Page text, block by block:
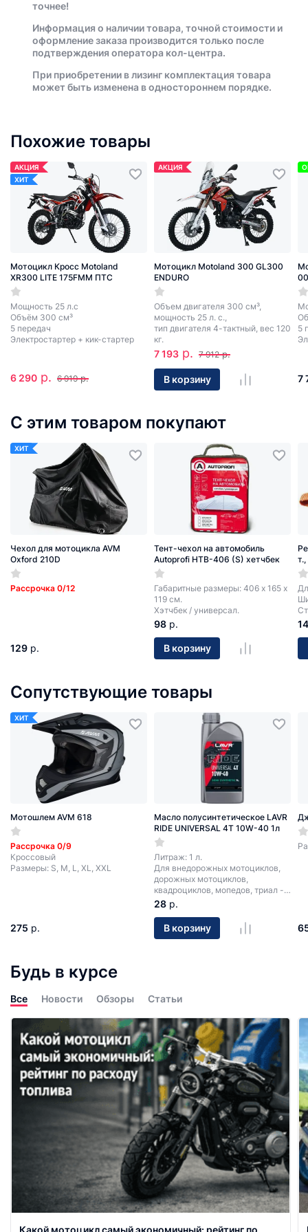
точнее!
Информация о наличии товара, точной стоимости и
оформление заказа производится только после
подтверждения оператора кол-центра.
При приобретении в лизинг комплектация товара
может быть изменена в одностороннем порядке.
Похожие товары
АКЦИЯ
ХИТ
Мотоцикл Кросс Motoland
XR300 LITE 175FMM ПТС
Мощность 25 л.с
Объём 300 см³
5 передач
Электростартер + кик-стартер
6 290 р. 6 919 р.
АКЦИЯ
Мотоцикл Motoland 300 GL300
ENDURO
Объем двигателя 300 см³,
мощность 25 л. с.,
тип двигателя 4-тактный, вес 120
кг.
7 193 р. 7 912 р.
В корзину
5
7
С этим товаром покупают
ХИТ
Чехол для мотоцикла AVM
Oxford 210D
Рассрочка 0/12
129 р.
Тент-чехол на автомобиль
Autoprofi HTB-406 (S) хетчбек
Габаритные размеры: 406 х 165 х
119 см.
Хэтчбек / универсал.
98 р.
В корзину
14
Сопутствующие товары
ХИТ
Мотошлем AVM 618
Рассрочка 0/9
Кроссовый
Размеры: S, M, L, XL, XXL
275 р.
Масло полусинтетическое LAVR
RIDE UNIVERSAL 4T 10W-40 1л
Литраж: 1 л.
Для внедорожных мотоциклов,
дорожных мотоциклов,
квадроциклов, мопедов, триал -
мотоциклов.
28 р.
В корзину
Будь в курсе
Все Новости Обзоры Статьи
Какой мотоцикл самый экономичный: рейтинг по